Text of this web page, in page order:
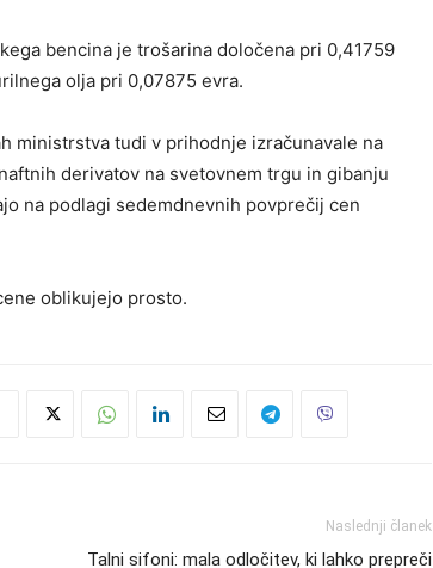
bencina je trošarina določena pri 0,41759
olja pri 0,07875 evra.
ministrstva tudi v prihodnje izračunavale na
derivatov na svetovnem trgu in gibanju
na podlagi sedemdnevnih povprečij cen
oblikujejo prosto.
Naslednji članek
Talni sifoni: mala odločitev, ki lahko prepreči